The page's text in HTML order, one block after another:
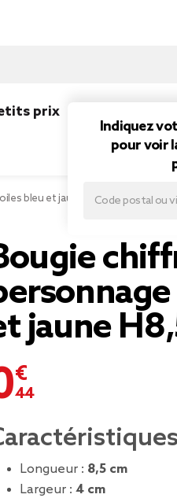
Indiquez
pour voir
prix
bleu et jaune H8,5cm
jaune
€
Longueur : 8,5 cm
Largeur : 4 cm